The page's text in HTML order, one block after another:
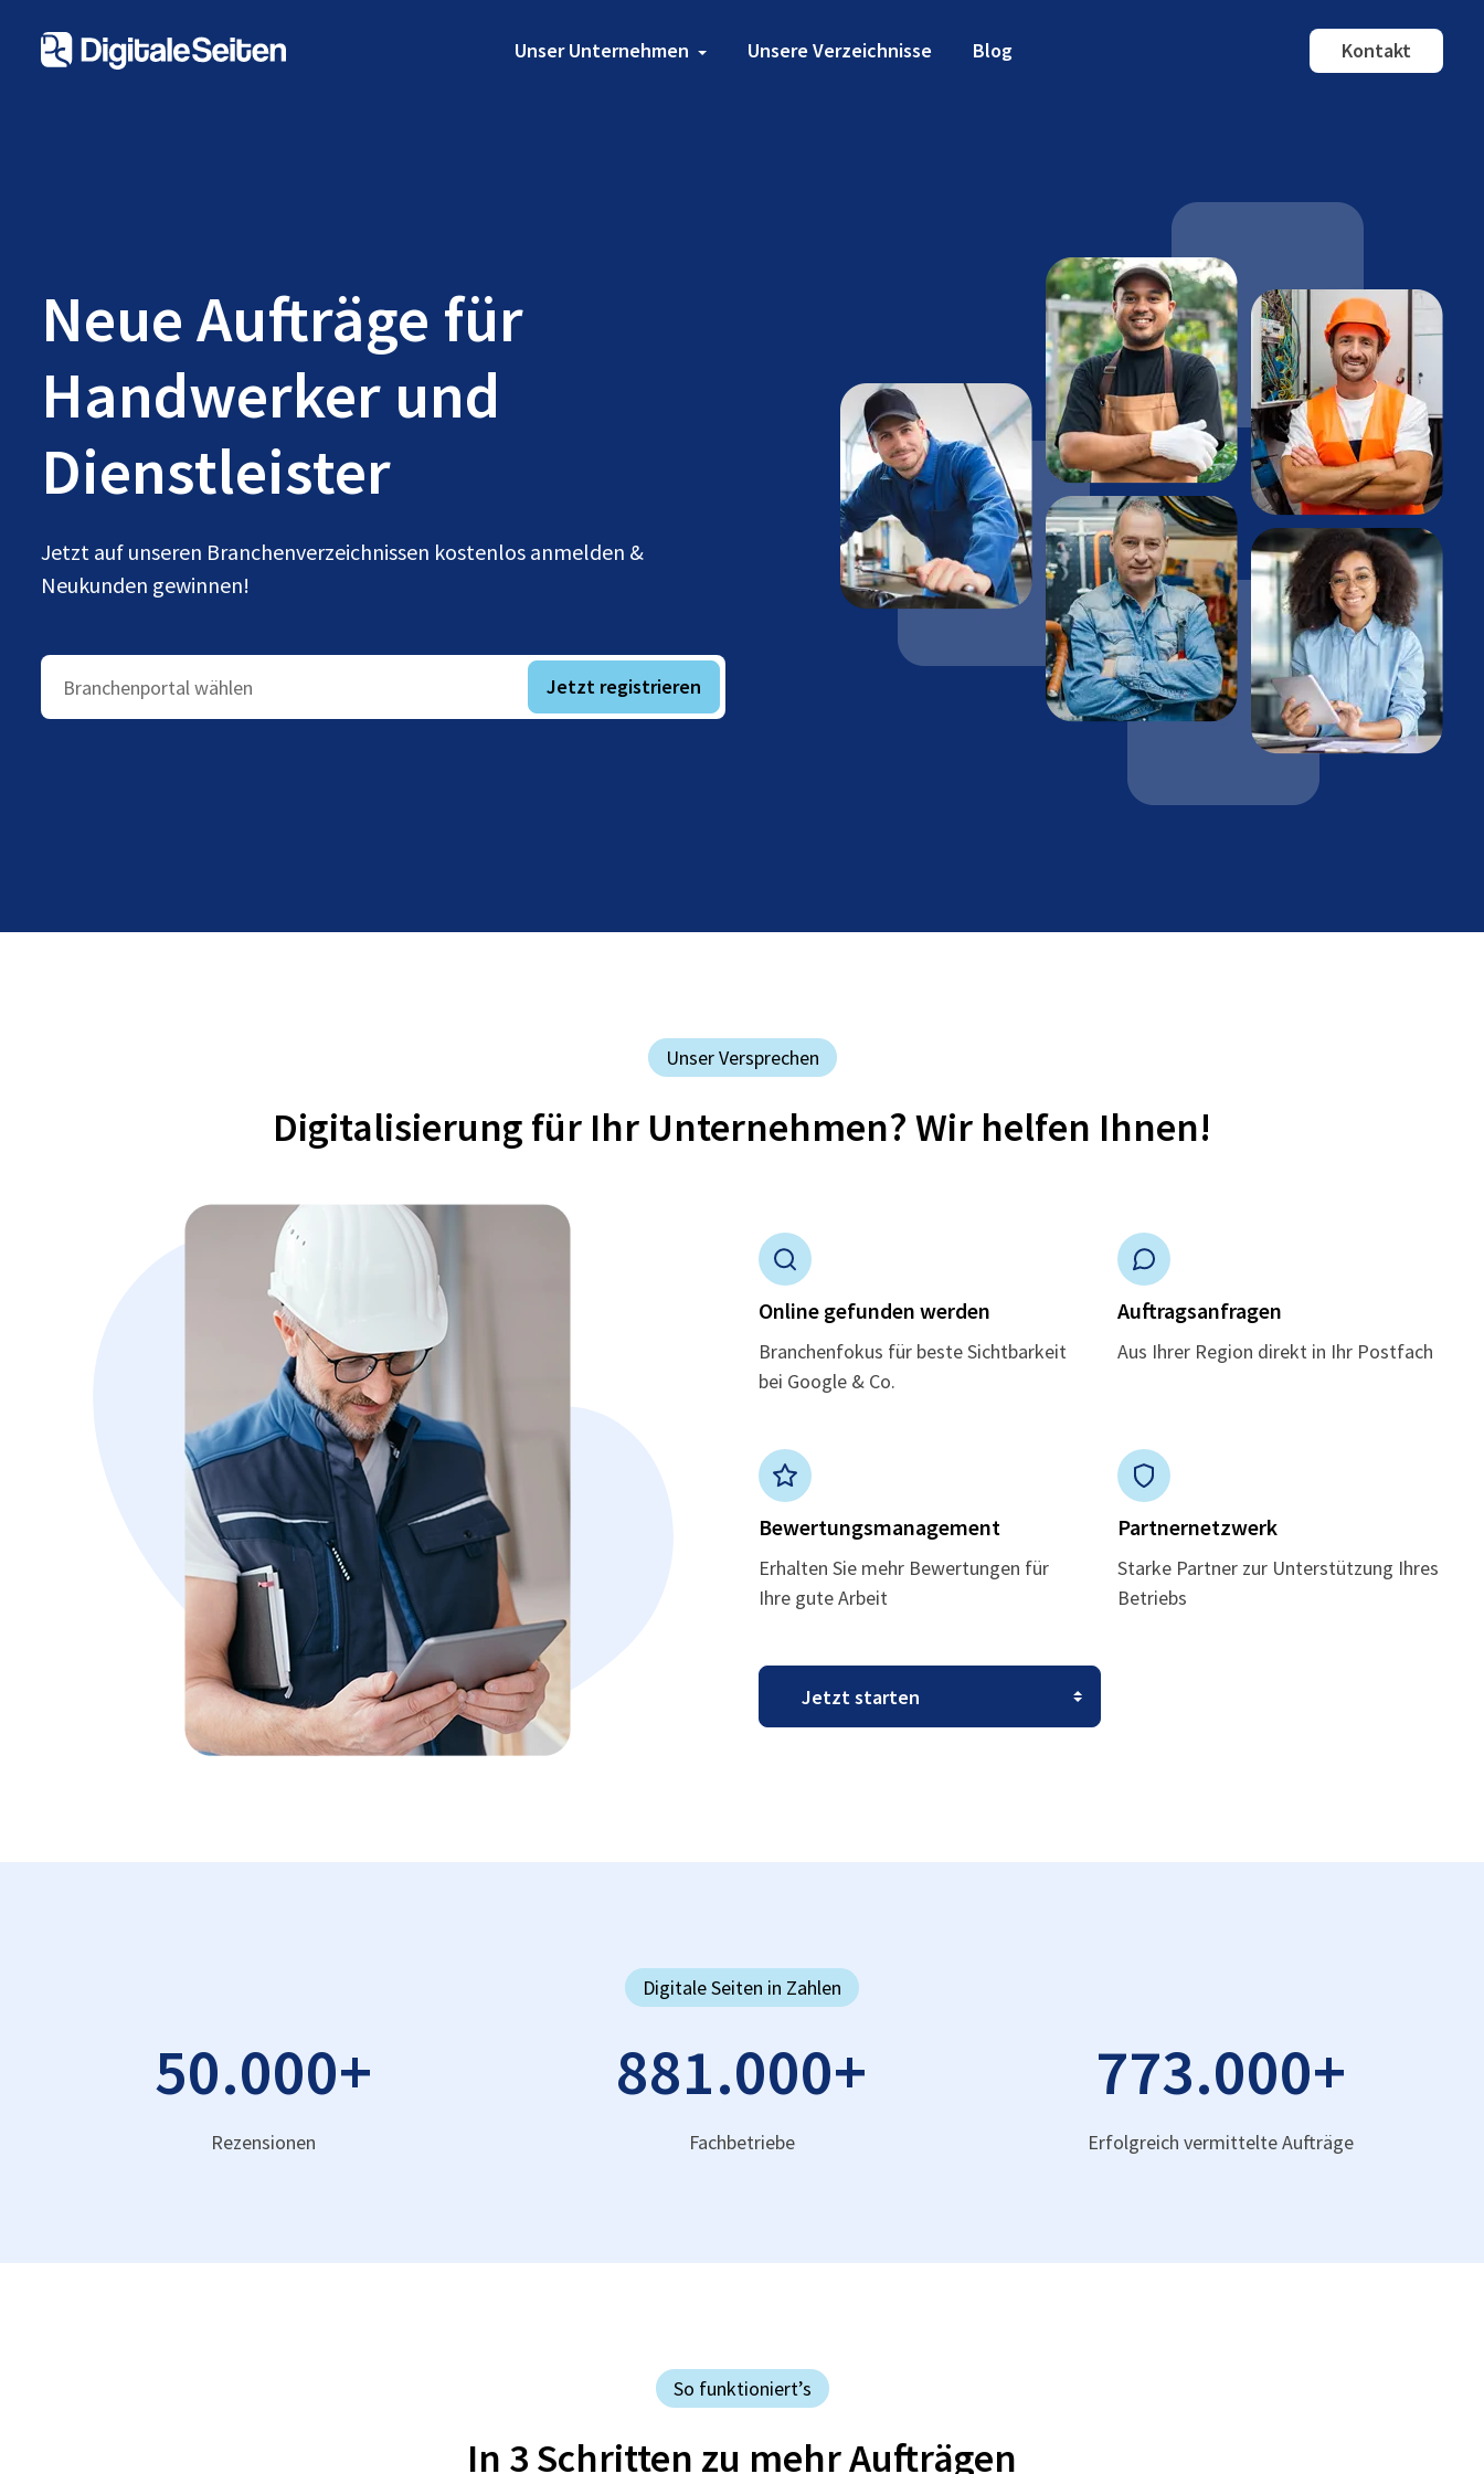
Unser Unternehmen Unsere Verzeichnisse Blog Kontakt
Neue Aufträge für
Handwerker und
Dienstleister
Jetzt auf unseren Branchenverzeichnissen kostenlos anmelden &
Neukunden gewinnen!
Branchenportal wählen Jetzt registrieren
Unser Versprechen
Digitalisierung für Ihr Unternehmen? Wir helfen Ihnen!
Online gefunden werden
Branchenfokus für beste Sichtbarkeit
bei Google & Co.
Auftragsanfragen
Aus Ihrer Region direkt in Ihr Postfach
Bewertungsmanagement
Erhalten Sie mehr Bewertungen für
Ihre gute Arbeit
Partnernetzwerk
Starke Partner zur Unterstützung Ihres
Betriebs
Digitale Seiten in Zahlen
50.000+
Rezensionen
881.000+
Fachbetriebe
773.000+
Erfolgreich vermittelte Aufträge
So funktioniert’s
In 3 Schritten zu mehr Aufträgen